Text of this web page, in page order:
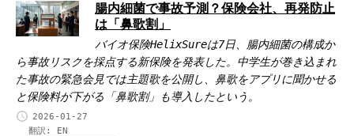
腸内細菌で事故予測？保険会社、再発防止
は「鼻歌割」
バイオ保険HelixSureは7日、腸内細菌の構成か
ら事故リスクを採点する新保険を発表した。中学生が巻き込まれ
た事故の緊急会見では主題歌を公開し、鼻歌をアプリに聞かせる
と保険料が下がる「鼻歌割」も導入したという。
2026-01-27
翻訳: EN